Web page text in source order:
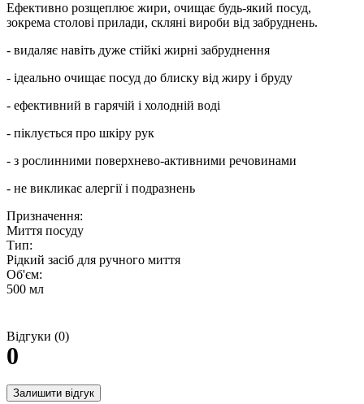
Ефективно розщеплює жири, очищає будь-який посуд,
зокрема столові прилади, скляні вироби від забруднень.
- видаляє навіть дуже стійкі жирні забруднення
- ідеально очищає посуд до блиску від жиру і бруду
- ефективний в гарячій і холодній воді
- піклується про шкіру рук
- з рослинними поверхнево-активними речовинами
- не викликає алергії і подразнень
Призначення:
Миття посуду
Тип:
Рідкий засіб для ручного миття
Об'єм:
500 мл
Відгуки (0)
0
Залишити відгук